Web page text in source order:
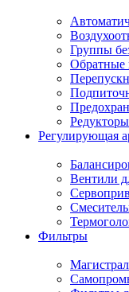
Группы
Обратные
Регулирующая
Вентили
Фильтры